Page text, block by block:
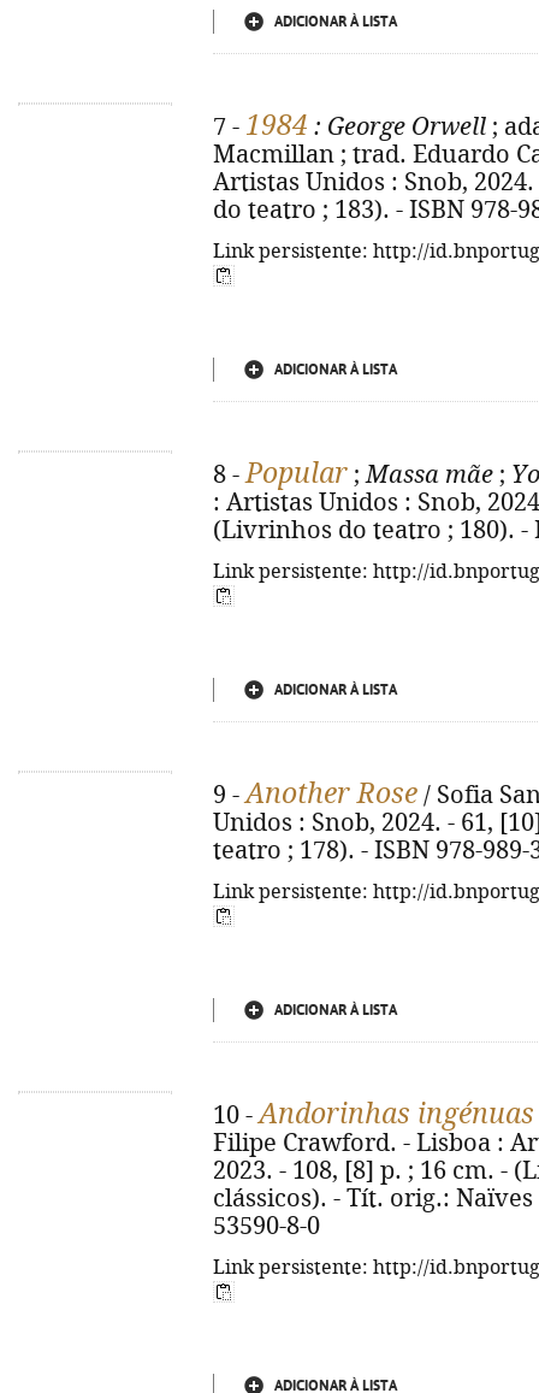
ADICIONAR À LISTA
7 - 1984 : George Orwell ;
Macmillan ; trad. Eduardo
Artistas Unidos : Snob,
do teatro ; 183). - ISBN 978-
Link persistente: http://
ADICIONAR À LISTA
8 -Popular ;Massa mãe ;
: Artistas Unidos : Snob,
(Livrinhos do teatro ; 180). -
Link persistente: http://
ADICIONAR À LISTA
9 -Another Rose / Sofia
Unidos : Snob, 2024. - 61,
teatro ; 178). - ISBN 978-989-
Link persistente: http://
ADICIONAR À LISTA
10 -Andorinhas ingénuas
Filipe Crawford. - Lisboa :
2023. - 108, [8] p. ; 16 cm. -
clássicos). - Tít. orig.:
53590-8-0
Link persistente: http://
ADICIONAR À LISTA